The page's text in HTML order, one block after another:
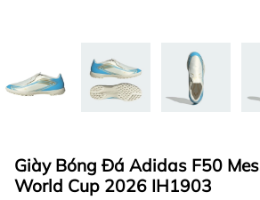
Giày Bóng Đá Adidas F50
World Cup 2026 IH1903